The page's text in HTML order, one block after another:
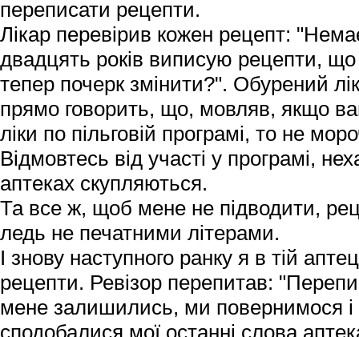
переписати рецепти.
Лікар перевірив кожен рецепт:
двадцять років виписую рецепти, що
тепер почерк змінити?". Обурений
прямо говорить, що, мовляв, якщо
ліки по пільговій програмі, то не
Відмовтесь від участі у програмі,
аптеках скупляються.
Та все ж, щоб мене не підводити,
ледь не печатними літерами.
І знову наступного ранку я в тій
рецепти. Ревізор перепитав:
мене залишились, ми повернимося
сподобалися мої останні слова